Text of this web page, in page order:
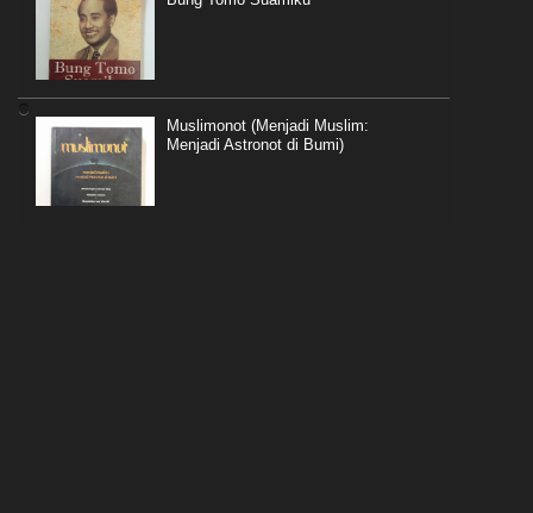
Muslimonot (Menjadi Muslim:
Menjadi Astronot di Bumi)